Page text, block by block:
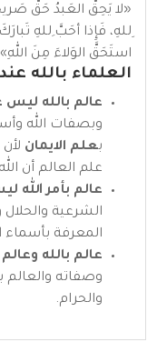
«لا يَحِقُّ العَبدُ حَقَّ
ِللهِ، فَإِذا أحَبَّ ِللهِ
استَحَقَّ الوَلاءَ مِنَ
العلماء بالله
عالم بالله ليس
وبصفات الله
بعلم الايمان
علم العالم أن الله
عالم بأمر الله
الشرعية والحلال
المعرفة بأسماء
عالم بالله وعالم
وصفاته والعالم
والحرام.